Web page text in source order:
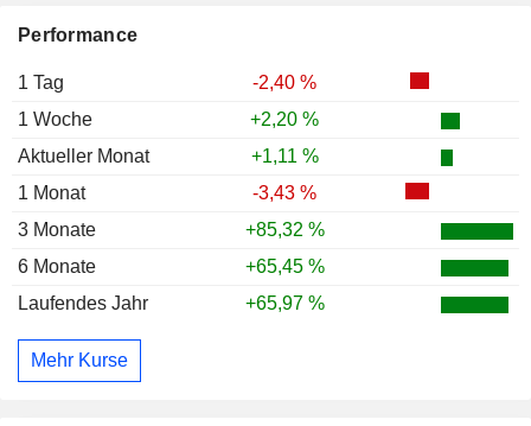
Performance
1 Tag
-2,40 %
1 Woche
+2,20 %
Aktueller Monat
+1,11 %
1 Monat
-3,43 %
3 Monate
+85,32 %
6 Monate
+65,45 %
Laufendes Jahr
+65,97 %
Mehr Kurse